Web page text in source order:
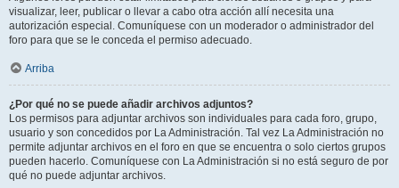
visualizar, leer, publicar o llevar a cabo otra acción allí necesita una
autorización especial. Comuníquese con un moderador o administrador del
foro para que se le conceda el permiso adecuado.
Arriba
¿Por qué no se puede añadir archivos adjuntos?
Los permisos para adjuntar archivos son individuales para cada foro, grupo,
usuario y son concedidos por La Administración. Tal vez La Administración no
permite adjuntar archivos en el foro en que se encuentra o solo ciertos grupos
pueden hacerlo. Comuníquese con La Administración si no está seguro de por
qué no puede adjuntar archivos.